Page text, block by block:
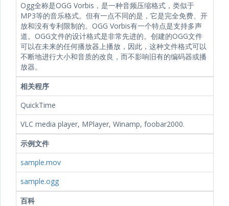
Ogg全称是OGG Vorbis，是一种音频压缩格式，类似于
MP3等的音乐格式。但有一点不同的是，它是完全免费、开
放和没有专利限制的。OGG Vorbis有一个特点是支持多声
道。OGG文件的设计格式是非常先进的。创建的OGG文件
可以在未来的任何播放器上播放，因此，这种文件格式可以
不断地进行大小和音质的改良，而不影响旧有的编码器或播
放器。
相关程序
QuickTime
VLC media player, MPlayer, Winamp, foobar2000.
示例文件
sample.mov
sample.ogg
百科